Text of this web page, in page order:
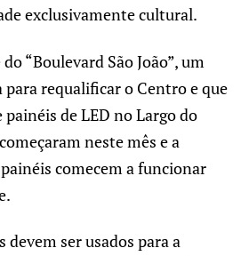
exclusivamente cultural.
“Boulevard São João”, um
requalificar o Centro e que
de LED no Largo do
neste mês e a
comecem a funcionar
ser usados para a